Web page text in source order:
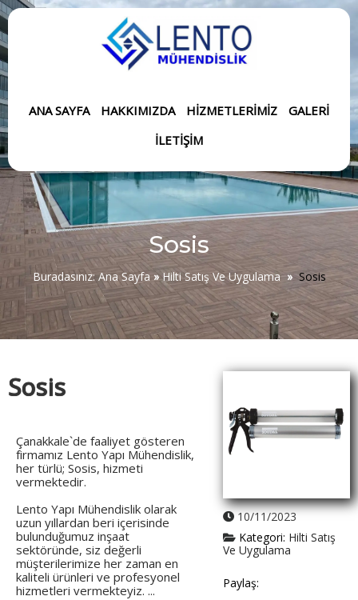
ANA SAYFA HAKKIMIZDA HIZMETLERIMIZ
GALERI
İLETIŞIM
Sosis
Buradasınız: Ana Sayfa »Hilti Satış Ve Uygulama » Sosis
Sosis
Çanakkale`de faaliyet gösteren
firmamız Lento Yapı Mühendislik,
her türlü; Sosis, hizmeti
vermektedir.
Lento Yapı Mühendislik olarak
uzun yıllardan beri içerisinde
bulunduğumuz inşaat
sektöründe, siz değerli
müşterilerimize her zaman en
kaliteli ürünleri ve profesyonel
hizmetleri vermekteyiz. ...
10/11/2023
Kategori: Hilti Satış
Ve Uygulama
Paylaş: